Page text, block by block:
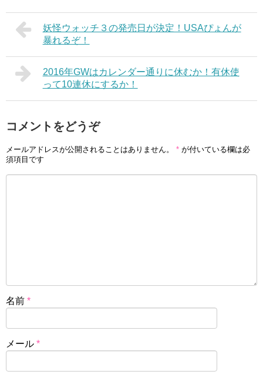
妖怪ウォッチ３の発売日が決定！USAぴょんが
暴れるぞ！
2016年GWはカレンダー通りに休むか！有休使
って10連休にするか！
コメントをどうぞ
メールアドレスが公開されることはありません。 * が付いている欄は必
須項目です
名前 *
メール *